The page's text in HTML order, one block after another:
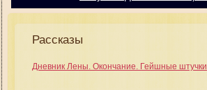
Рассказы
Дневник Лены. Окончание. Гейшные штучки